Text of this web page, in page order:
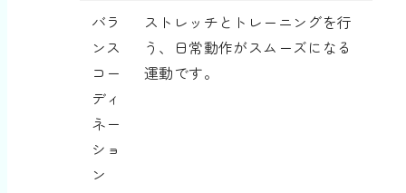
バラ
ンス
コー
ディ
ネー
ショ
ン
ストレッチとトレーニングを行
う、日常動作がスムーズになる
運動です。